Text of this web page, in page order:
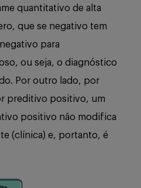
quantitativo de alta
que se negativo tem
para
ou seja, o diagnóstico
Por outro lado, por
preditivo positivo, um
positivo não modifica
(clínica) e, portanto, é